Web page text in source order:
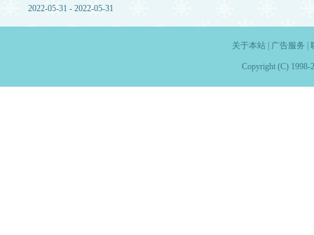
2022-05-31 - 2022-05-31
关于本站| 广告服务
Copyright (C) 1998-